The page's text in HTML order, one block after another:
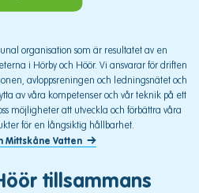
organisation som är resultatet av en
i Hörby och Höör. Vi ansvarar för driften
avloppsreningen och ledningsnätet och
av våra kompetenser och vår teknik på ett
möjligheter att utveckla och förbättra våra
för en långsiktig hållbarhet.
Mittskåne Vatten
tillsammans